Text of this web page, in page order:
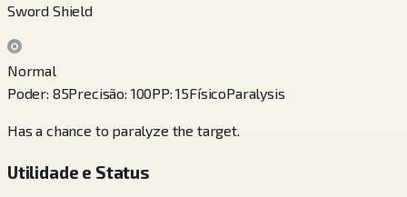
Sword Shield
Normal
Poder: 85Precisão: 100PP:15FísicoParalysis
Has a chance to paralyze the target.
Utilidade e Status